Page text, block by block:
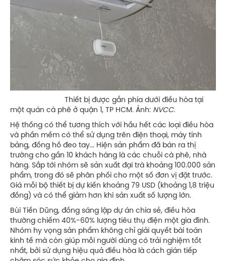
Thiết bị được gắn phía dưới điều hòa tại
một quán cà phê ở quận 1, TP HCM. Ảnh: NVCC.
Hệ thống có thể tương thích với hầu hết các loại điều hòa
và phần mềm có thể sử dụng trên điện thoại, máy tính
bảng, đồng hồ đeo tay... Hiện sản phẩm đã bán ra thị
trường cho gần 10 khách hàng là các chuỗi cà phê, nhà
hàng. Sắp tới nhóm sẽ sản xuất đại trà khoảng 100.000 sản
phẩm, trong đó sẽ phân phối cho một số đơn vị đặt trước.
Giá mỗi bộ thiết bị dự kiến khoảng 79 USD (khoảng 1,8 triệu
đồng) và có thể giảm hơn khi sản xuất số lượng lớn.
Bùi Tiến Dũng, đồng sáng lập dự án chia sẻ, điều hòa
thường chiếm 40%-60% lượng tiêu thụ điện một gia đình.
Nhóm hy vọng sản phẩm không chỉ giải quyết bài toán
kinh tế mà còn giúp mỗi người dùng có trải nghiệm tốt
nhất, bởi sử dụng hiệu quả điều hòa là cách gián tiếp